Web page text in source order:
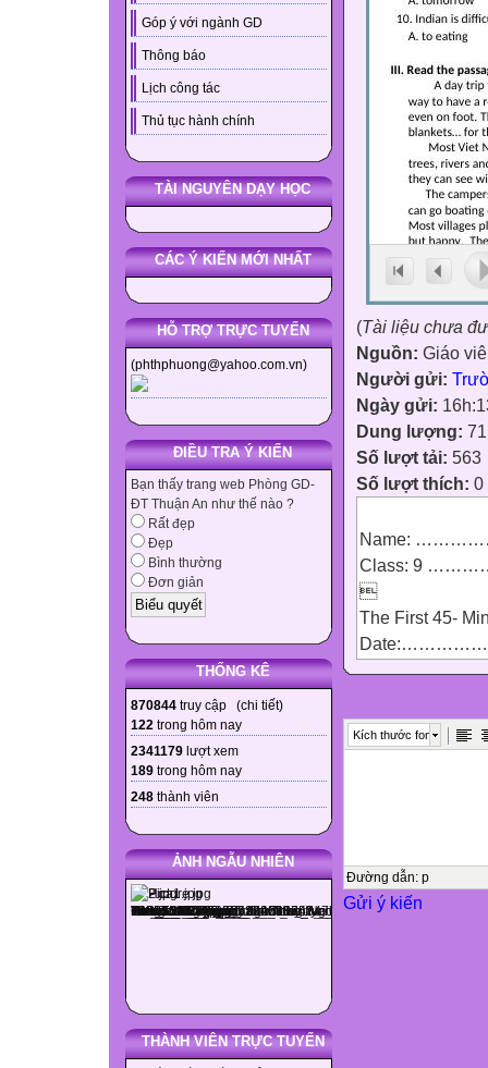
Góp ý với ngành GD
Thông báo
Lịch công tác
Thủ tục hành chính
TÀI NGUYÊN DẠY HỌC
CÁC Ý KIẾN MỚI NHẤT
HỖ TRỢ TRỰC TUYẾN
(phthphuong@yahoo.com.vn)
ĐIỀU TRA Ý KIẾN
Bạn thấy trang web Phòng GD-
ĐT Thuận An như thế nào ?
Rất đẹp
Đẹp
Bình thường
Đơn giản
THỐNG KÊ
870844 truy cập (chi tiết)
122 trong hôm nay
2341179 lượt xem
189 trong hôm nay
248 thành viên
ẢNH NGẪU NHIÊN
THÀNH VIÊN TRỰC TUYẾN
(Tài liệu chưa
Nguồn: Giáo
Người gửi:
Ngày gửi:
Dung lượng:
Số lượt tải: 563
Số lượt thích: 0
Name:
Class: 9

The First 45-
Marks


I.Pronunciation
A. Choose the
Kích thước font
Đường dẫn: p
Gửi ý kiến